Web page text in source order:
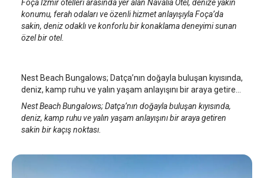
Foça İzmir otelleri arasında yer alan Navalia Otel, denize yakın
konumu, ferah odaları ve özenli hizmet anlayışıyla Foça’da
sakin, deniz odaklı ve konforlu bir konaklama deneyimi sunan
özel bir otel.
Nest Beach Bungalows
Nest Beach Bungalows; Datça’nın doğayla buluşan kıyısında,
deniz, kamp ruhu ve yalın yaşam anlayışını bir araya getiren
sakin bir kaçış noktası.
Nest Beach Bungalows; Datça’nın doğayla buluşan kıyısında,
deniz, kamp ruhu ve yalın yaşam anlayışını bir araya getiren
sakin bir kaçış noktası.